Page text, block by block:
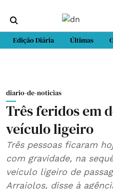
Edição Diária Últimas
diario-de-noticias
Três feridos em
veículo ligeiro
Três pessoas ficaram
com gravidade, na
veículo ligeiro de
Arraiolos, disse à